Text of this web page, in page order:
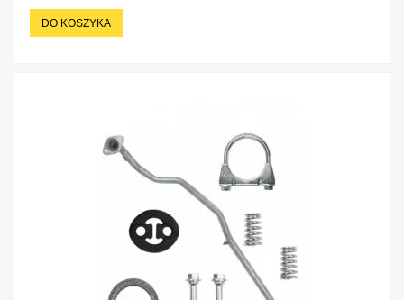
DO KOSZYKA